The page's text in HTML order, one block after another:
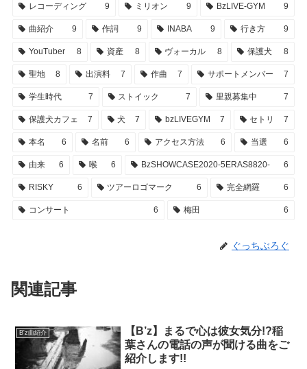
レコーディング 9 ミリオン 9 BzLIVE-GYM 9
曲紹介 9 作詞 9 INABA 9 行き方 9
YouTuber 8 資産 8 ヴォーカル 8 保護犬 8
聖地 8 出演料 7 作曲 7 サポートメンバー 7
学生時代 7 ストイック 7 里親募集中 7
保護犬カフェ 7 犬 7 bzLIVEGYM 7 セトリ 7
本名 6 名前 6 アクセス方法 6 当選 6
由来 6 喉 6 BzSHOWCASE2020-5ERAS8820- 6
RISKY 6 ツアーロゴマーク 6 完全網羅 6
コンサート 6 梅田 6
ぐっちぶろぐ
関連記事
B'z曲紹介
【B’z】まるで心は彼女気分!?稲
葉さんの電話の声が聞ける曲をご
紹介します!!